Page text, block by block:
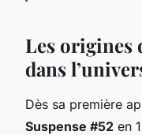
Les origines
dans
Dès sa première
Suspense #52 en